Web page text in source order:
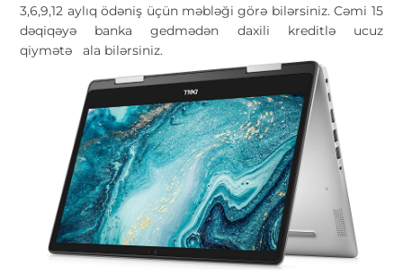
3,6,9,12 aylıq ödəniş üçün məbləği görə bilərsiniz. Cəmi 15
dəqiqəyə banka gedmədən daxili kreditlə ucuz
qiymətə
ala bilərsiniz.